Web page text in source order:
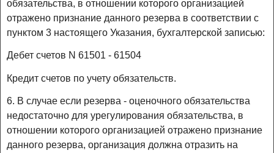
обязательства, в отношении которого организацией
отражено признание данного резерва в соответствии с
пунктом 3 настоящего Указания, бухгалтерской записью:
Дебет счетов N 61501 - 61504
Кредит счетов по учету обязательств.
6. В случае если резерва - оценочного обязательства
недостаточно для урегулирования обязательства, в
отношении которого организацией отражено признание
данного резерва, организация должна отразить на